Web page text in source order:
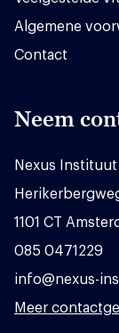
Algemene
Contact
Neem
Nexus Instituut
1101 CT
085 0471229
info@nexus-
Meer